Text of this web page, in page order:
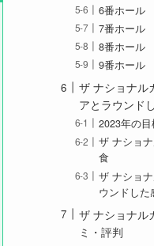
6番ホール
7番ホール
8番ホール
9番ホール
ザ ナショナル
アとラウンド
2023年の
ザ ナショ
食
ザ ナショ
ウンドした
ザ ナショナル
ミ・評判